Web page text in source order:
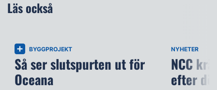
Läs också
BYGGPROJEKT
Så ser slutspurten ut för
Oceana
NYHETER
NCC
efter